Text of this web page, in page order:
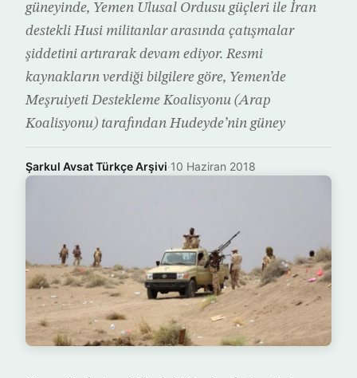
güneyinde, Yemen Ulusal Ordusu güçleri ile İran
destekli Husi militanlar arasında çatışmalar
şiddetini artırarak devam ediyor. Resmi
kaynakların verdiği bilgilere göre, Yemen’de
Meşruiyeti Destekleme Koalisyonu (Arap
Koalisyonu) tarafından Hudeyde’nin güney
Şarkul Avsat Türkçe Arşivi·10 Haziran 2018